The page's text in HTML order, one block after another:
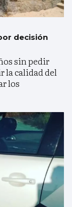
decisión
sin pedir
la calidad del
los